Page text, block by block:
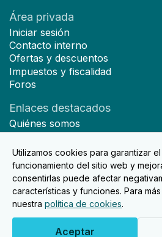
Utilizamos cookies para garantizar
funcionamiento del sitio web y
consentirlas puede afectar
características y funciones. Para
nuestra política de cookies.
Aceptar
Área privada
Iniciar sesión
Contacto interno
Ofertas y descuentos
Impuestos y fiscalidad
Foros
Enlaces destacados
Quiénes somos
Hazte socio
Noticias
Contacto
2026© Diseñado y desarrollado
Aviso Legal